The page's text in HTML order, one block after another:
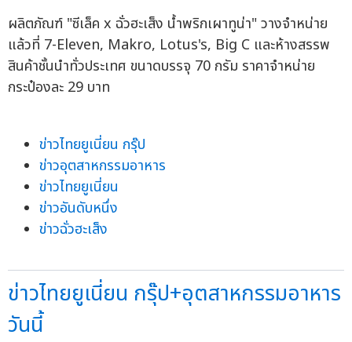
ผลิตภัณฑ์ "ซีเล็ค x ฉั่วฮะเส็ง น้ำพริกเผาทูน่า" วางจำหน่าย
แล้วที่ 7-Eleven, Makro, Lotus's, Big C และห้างสรรพ
สินค้าชั้นนำทั่วประเทศ ขนาดบรรจุ 70 กรัม ราคาจำหน่าย
กระป๋องละ 29 บาท
ข่าวไทยยูเนี่ยน กรุ๊ป
ข่าวอุตสาหกรรมอาหาร
ข่าวไทยยูเนี่ยน
ข่าวอันดับหนึ่ง
ข่าวฉั่วฮะเส็ง
ข่าวไทยยูเนี่ยน กรุ๊ป+อุตสาหกรรมอาหาร
วันนี้